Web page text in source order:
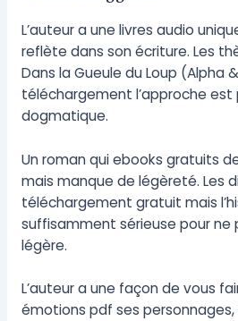
L’auteur a une livres audio
reflète dans son écriture. Les
Dans la Gueule du Loup (Alpha
téléchargement l’approche est
dogmatique.
Un roman qui ebooks gratuits
mais manque de légèreté. Les
téléchargement gratuit mais
suffisamment sérieuse pour ne
légère.
L’auteur a une façon de vous
émotions pdf ses